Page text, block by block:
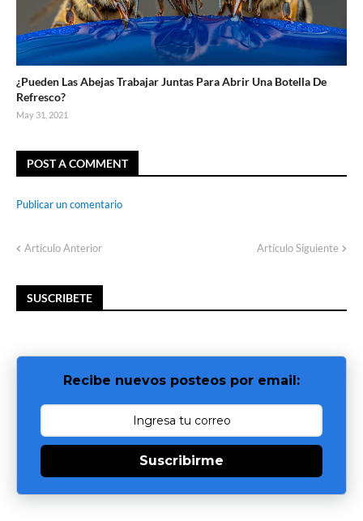
¿Pueden Las Abejas Trabajar Juntas Para Abrir Una Botella De
Refresco?
May 31, 2021
POST A COMMENT
Publicar un comentario
Artículo Anterior Artículo Siguiente
SUSCRIBETE
Recibe nuevos posteos por email:
Suscribirme